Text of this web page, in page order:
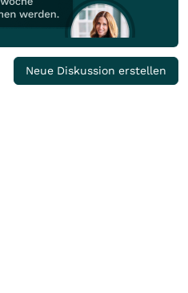
Neue Diskussion erstellen